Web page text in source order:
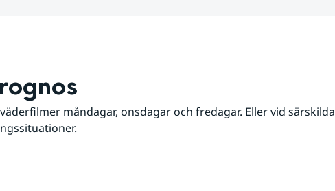
måndagar, onsdagar och fredagar. Eller vid särskilda